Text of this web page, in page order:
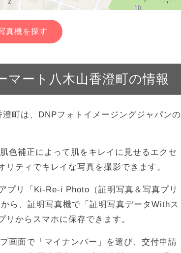
真機を探す
ート八木山香澄町の情報
町は、DNPフォトイメージングジャパンの
色補正によって肌をキレイに見せるエクセ
ティでキレイな写真を撮影できます。
プリ「Ki-Re-i Photo（証明写真＆写真プリ
ら、証明写真機で「証明写真データWithス
からスマホに保存できます。
画面で「マイナンバー」を選び、交付申請